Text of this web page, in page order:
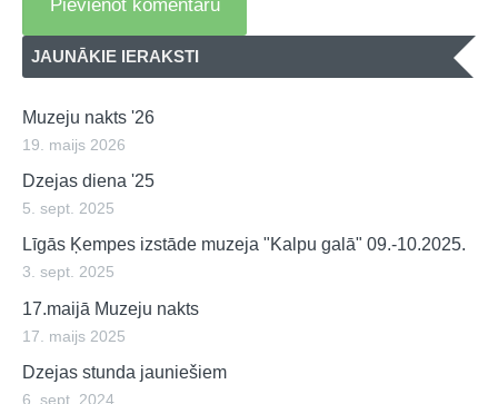
JAUNĀKIE IERAKSTI
Muzeju nakts '26
19. maijs 2026
Dzejas diena '25
5. sept. 2025
Līgās Ķempes izstāde muzeja "Kalpu galā" 09.-10.2025.
3. sept. 2025
17.maijā Muzeju nakts
17. maijs 2025
Dzejas stunda jauniešiem
6. sept. 2024